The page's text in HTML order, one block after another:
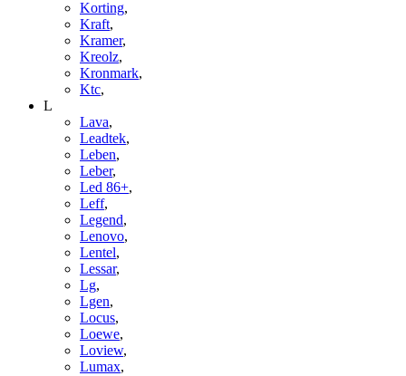
Korting,
Kraft,
Kramer,
Kreolz,
Kronmark,
Ktc,
L
Lava,
Leadtek,
Leben,
Leber,
Led 86+,
Leff,
Legend,
Lenovo,
Lentel,
Lessar,
Lg,
Lgen,
Locus,
Loewe,
Loview,
Lumax,